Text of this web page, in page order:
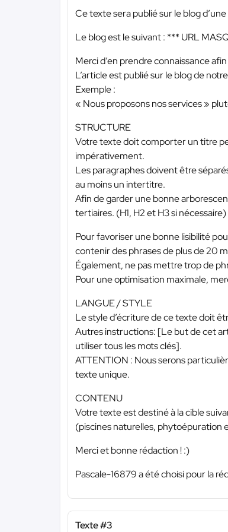
Ce texte sera publié sur le blog
Le blog est le suivant : *** URL
Merci d’en prendre connaissance
L’article est publié sur le blog de
Exemple :
« Nous proposons nos services »
STRUCTURE
Votre texte doit comporter un titre
impérativement.
Les paragraphes doivent être
au moins un intertitre.
Afin de garder une bonne
tertiaires. (H1, H2 et H3 si nécessaire)
Pour favoriser une bonne lisibilité
contenir des phrases de plus de 20
Également, ne pas mettre trop de
Pour une optimisation maximale,
LANGUE / STYLE
Le style d’écriture de ce texte doit
Autres instructions: [Le but de cet
utiliser tous les mots clés].
ATTENTION : Nous serons
texte unique.
CONTENU
Votre texte est destiné à la cible
(piscines naturelles, phytoépuration
Merci et bonne rédaction ! :)
Pascale-16879 a été choisi pour la
Texte #3